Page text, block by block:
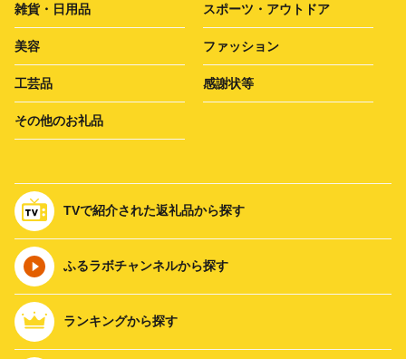
雑貨・日用品 スポーツ・アウトドア
美容 ファッション
工芸品 感謝状等
その他のお礼品
TVで紹介された返礼品から探す
ふるラボチャンネルから探す
ランキングから探す